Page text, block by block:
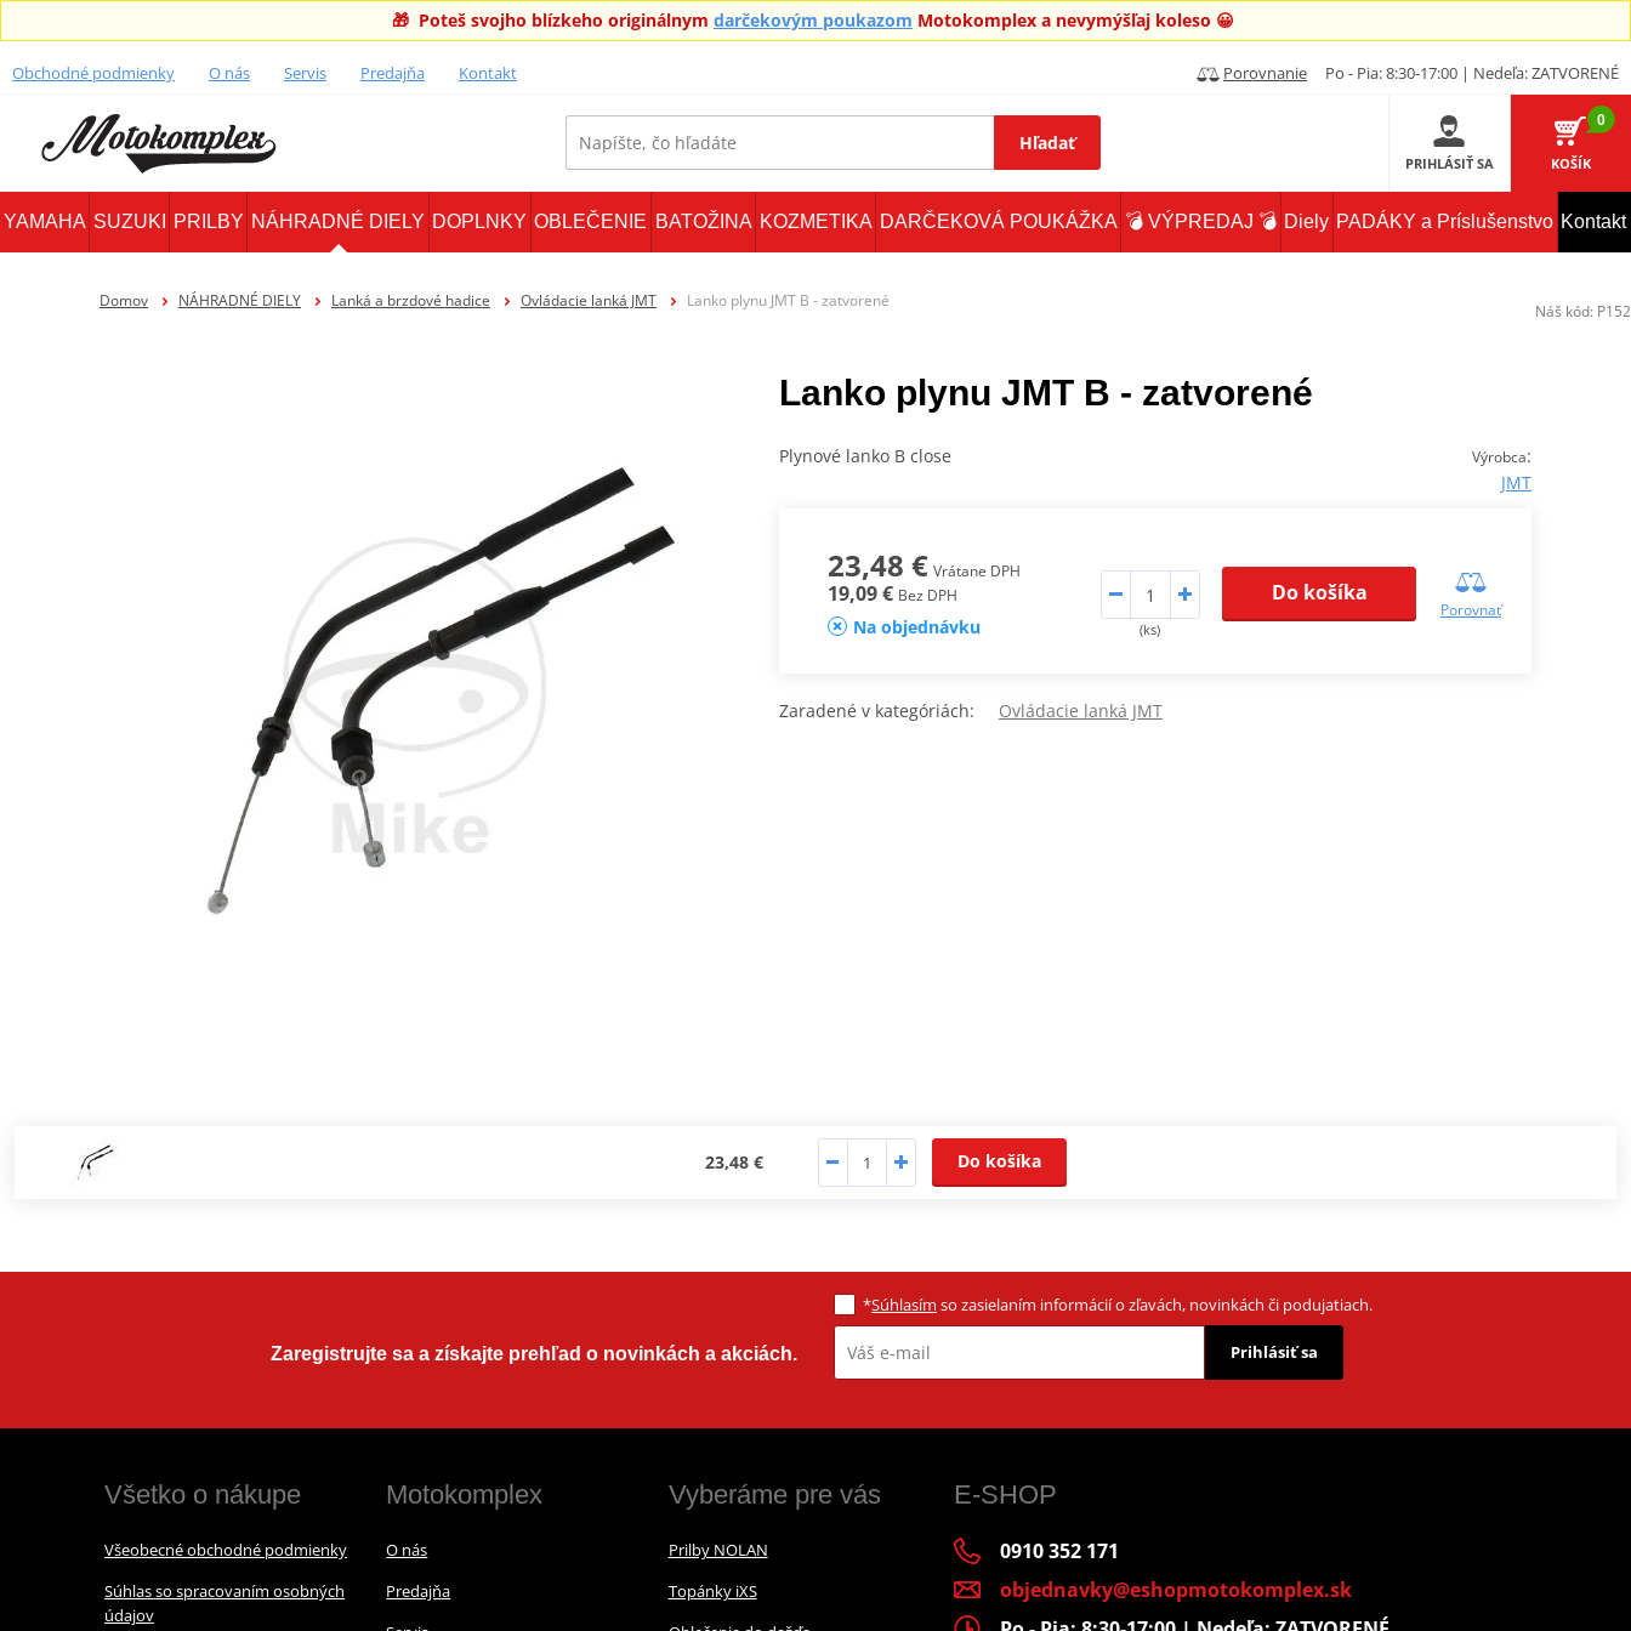
🎁 Poteš svojho blízkeho originálnym darčekovým poukazom Motokomplex a nevymýšľaj koleso 😀
Obchodné podmienky O nás Servis Predajňa Kontakt Porovnanie Po - Pia: 8:30-17:00 | Nedeľa: ZATVORENÉ
Hľadať
PRIHLÁSIŤ SA
0
KOŠÍK
YAMAHA SUZUKI PRILBY NÁHRADNÉ DIELY DOPLNKY OBLEČENIE BATOŽINA KOZMETIKA DARČEKOVÁ POUKÁŽKA 💣 VÝPREDAJ 💣 Diely PADÁKY a Príslušenstvo Kontakt
Domov NÁHRADNÉ DIELY Lanká a brzdové hadice Ovládacie lanká JMT Lanko plynu JMT B - zatvorené
Lanko plynu JMT B - zatvorené
Výrobca:
JMT
Plynové lanko B close
23,48 € Vrátane DPH
19,09 € Bez DPH
Na objednávku (ks)
Do košíka
Porovnať
Zaradené v kategóriách: Ovládacie lanká JMT
23,48 € Do košíka
Náš kód: P152
Zaregistrujte sa a získajte prehľad o novinkách a akciách.
*Súhlasím so zasielaním informácií o zľavách, novinkách či podujatiach.
Prihlásiť sa
Všetko o nákupe
Všeobecné obchodné podmienky
Súhlas so spracovaním osobných
údajov
Motokomplex
O nás
Predajňa
Vyberáme pre vás
Prilby NOLAN
Topánky iXS
E-SHOP
0910 352 171
objednavky@eshopmotokomplex.sk